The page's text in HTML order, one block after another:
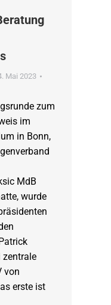
Mai 2023
zum
im
in Bonn,
MdB
wurde
zentrale
von
erste ist